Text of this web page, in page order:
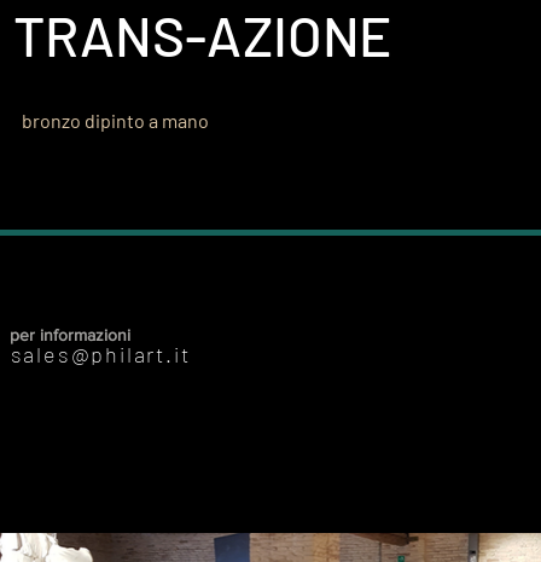
TRANS-AZIONE
bronzo dipinto a mano
per informazioni
sales@philart.it